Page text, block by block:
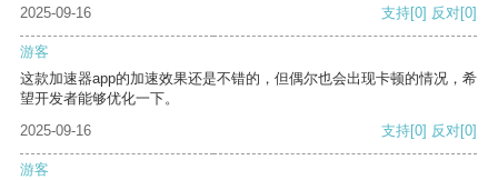
2025-09-16 支持[0] 反对[0]
游客
这款加速器app的加速效果还是不错的，但偶尔也会出现卡顿的情况，希
望开发者能够优化一下。
2025-09-16
支持[0] 反对[0]
游客